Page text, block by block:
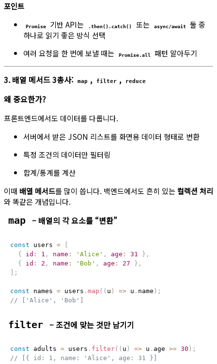
포인트
Promise 기반 API는 .then().catch() 또는 async/await
둘 중
하나로 읽기 좋은 방식 선택
여러 요청을 한 번에 보낼 때는
Promise.all 패턴 알아두기
3. 배열 메서드 3총사: map , filter , reduce
왜 중요한가?
프론트엔드에서도 데이터를 다룹니다.
서버에서 받은 JSON 리스트를 화면용 데이터 형태로 변환
특정 조건의 데이터만 필터링
합계/통계를 계산
이때 배열 메서드를 많이 씁니다. 백엔드에서도 흔히 있는컬렉션 처리
와 똑같은 개념입니다.
map – 배열의 각 요소를 “변환”
const users =
{
id : 1 , name : 'Alice' , age : 31 } ,
{
id : 2 , name : 'Bob' , age : 27 } ,
;
const names = users . map ( ( u ) => u . name ) ;
// ['Alice', 'Bob']
filter – 조건에 맞는 것만 남기기
const adults = users . filter( ( u ) => u . age >= 30 ) ;
// [{ id: 1, name: 'Alice', age: 31 }]